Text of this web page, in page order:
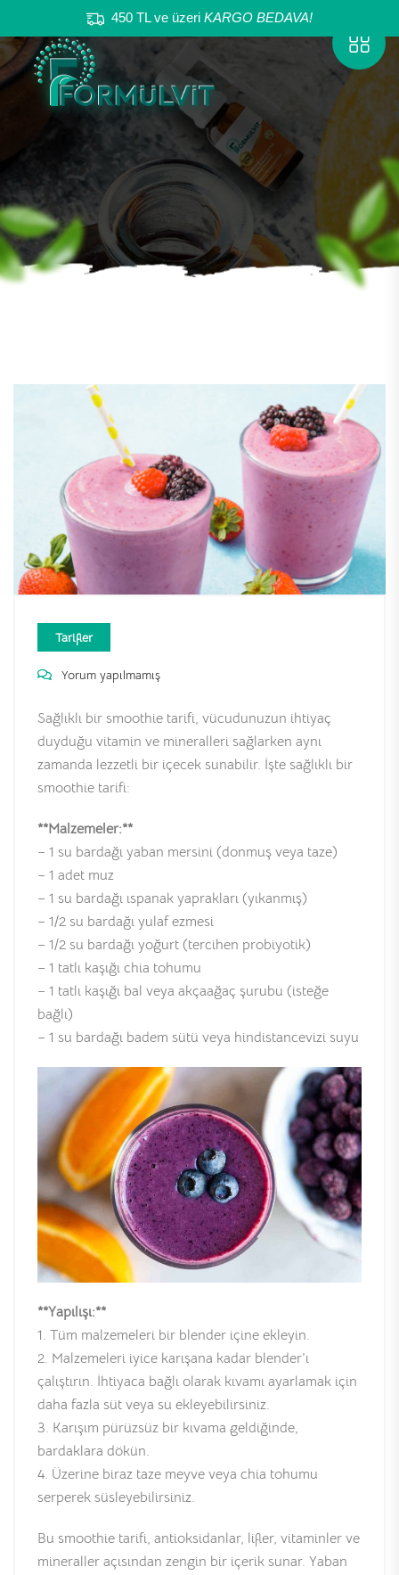
450 TL ve üzeri KARGO BEDAVA!
Tarifler
Yorum yapılmamış
Sağlıklı bir smoothie tarifi, vücudunuzun ihtiyaç
duyduğu vitamin ve mineralleri sağlarken aynı
zamanda lezzetli bir içecek sunabilir. İşte sağlıklı bir
smoothie tarifi:
**Malzemeler:**
– 1 su bardağı yaban mersini (donmuş veya taze)
– 1 adet muz
– 1 su bardağı ıspanak yaprakları (yıkanmış)
– 1/2 su bardağı yulaf ezmesi
– 1/2 su bardağı yoğurt (tercihen probiyotik)
– 1 tatlı kaşığı chia tohumu
– 1 tatlı kaşığı bal veya akçaağaç şurubu (isteğe
bağlı)
– 1 su bardağı badem sütü veya hindistancevizi suyu
**Yapılışı:**
1. Tüm malzemeleri bir blender içine ekleyin.
2. Malzemeleri iyice karışana kadar blender’ı
çalıştırın. İhtiyaca bağlı olarak kıvamı ayarlamak için
daha fazla süt veya su ekleyebilirsiniz.
3. Karışım pürüzsüz bir kıvama geldiğinde,
bardaklara dökün.
4. Üzerine biraz taze meyve veya chia tohumu
serperek süsleyebilirsiniz.
Bu smoothie tarifi, antioksidanlar, lifler, vitaminler ve
mineraller açısından zengin bir içerik sunar. Yaban